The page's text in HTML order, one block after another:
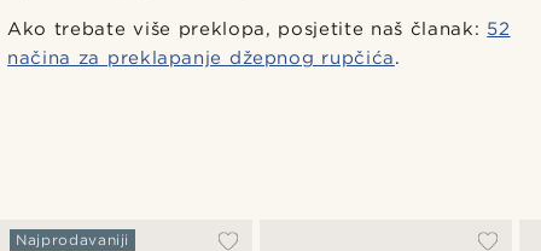
Ako trebate više preklopa, posjetite naš članak: 52
načina za preklapanje džepnog rupčića.
Najprodavaniji